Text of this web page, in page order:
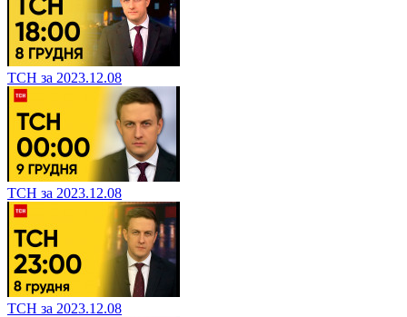
ТСН за 2023.12.08
ТСН за 2023.12.08
ТСН за 2023.12.08